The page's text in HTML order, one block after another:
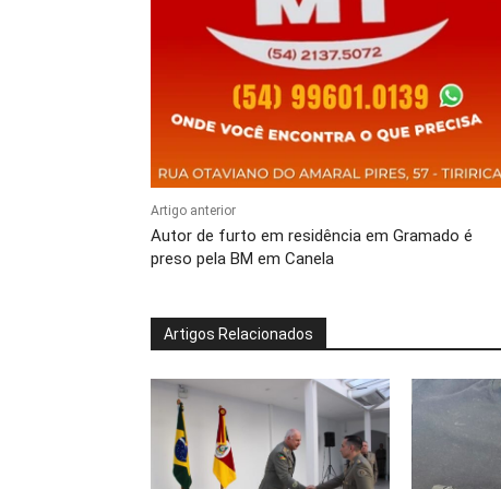
Artigo anterior
Autor de furto em residência em Gramado é
preso pela BM em Canela
Artigos Relacionados